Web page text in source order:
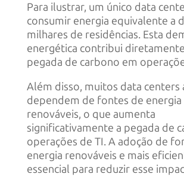
Para ilustrar, um único data
consumir energia equivalente a
milhares de residências. Esta
energética contribui
pegada de carbono em
Além disso, muitos data centers
dependem de fontes de energia
renováveis, o que aumenta
significativamente a pegada de
operações de TI. A adoção de
energia renováveis e mais
essencial para reduzir esse